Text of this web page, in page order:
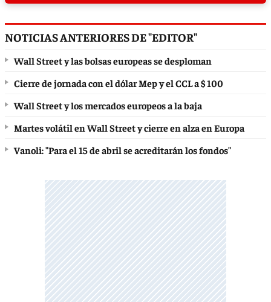
NOTICIAS ANTERIORES DE "EDITOR"
Wall Street y las bolsas europeas se desploman
Cierre de jornada con el dólar Mep y el CCL a $ 100
Wall Street y los mercados europeos a la baja
Martes volátil en Wall Street y cierre en alza en Europa
Vanoli: "Para el 15 de abril se acreditarán los fondos"